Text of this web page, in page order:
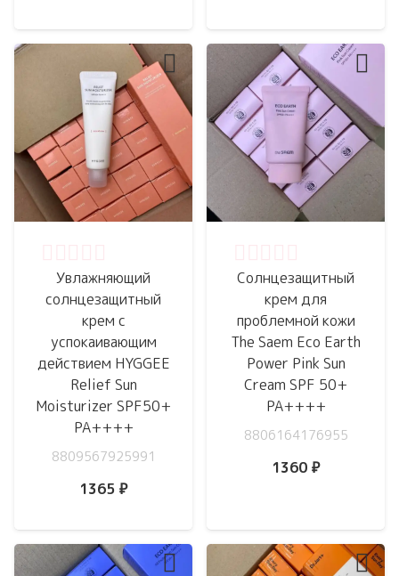
Увлажняющий
солнцезащитный
крем с
успокаивающим
действием HYGGEE
Relief Sun
Moisturizer SPF50+
PA++++
8809567925991
1365 ₽
Солнцезащитный
крем для
проблемной кожи
The Saem Eco Earth
Power Pink Sun
Cream SPF 50+
PA++++
8806164176955
1360 ₽